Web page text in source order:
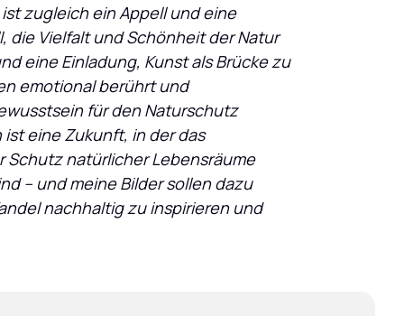
zugleich ein Appell und eine
die Vielfalt und Schönheit der Natur
eine Einladung, Kunst als Brücke zu
emotional berührt und
für den Naturschutz
eine Zukunft, in der das
Schutz natürlicher Lebensräume
– und meine Bilder sollen dazu
nachhaltig zu inspirieren und